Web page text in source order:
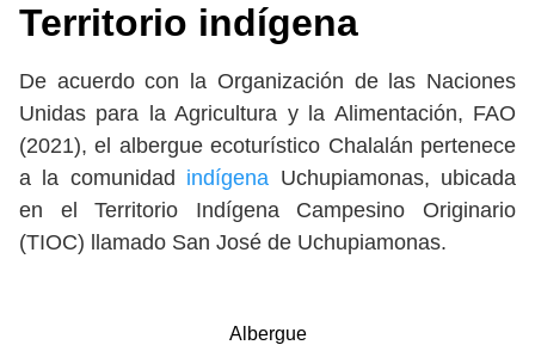
Territorio indígena
De acuerdo con la Organización de las Naciones
Unidas para la Agricultura y la Alimentación, FAO
(2021), el albergue ecoturístico Chalalán pertenece
a la comunidad indígena Uchupiamonas, ubicada
en el Territorio Indígena Campesino Originario
(TIOC) llamado San José de Uchupiamonas.
Albergue